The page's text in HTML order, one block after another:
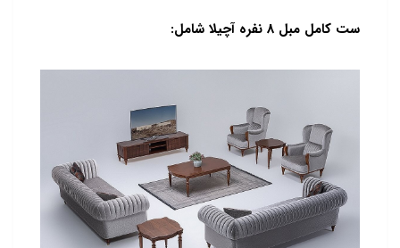
ست کامل مبل 8 نفره آچیلا شامل: